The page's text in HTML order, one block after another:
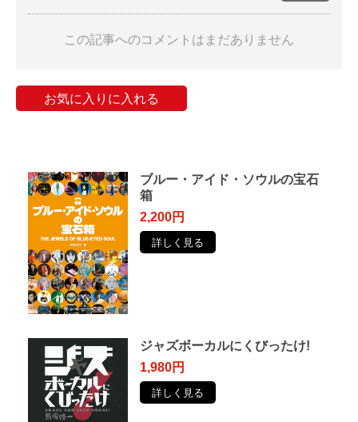
この記事へのコメントはまだありません
お気に入りに入れる
ブルー・アイド・ソウルの宝石
箱
2,200円
詳しく見る
ジャズボーカルにくびったけ!
1,980円
詳しく見る